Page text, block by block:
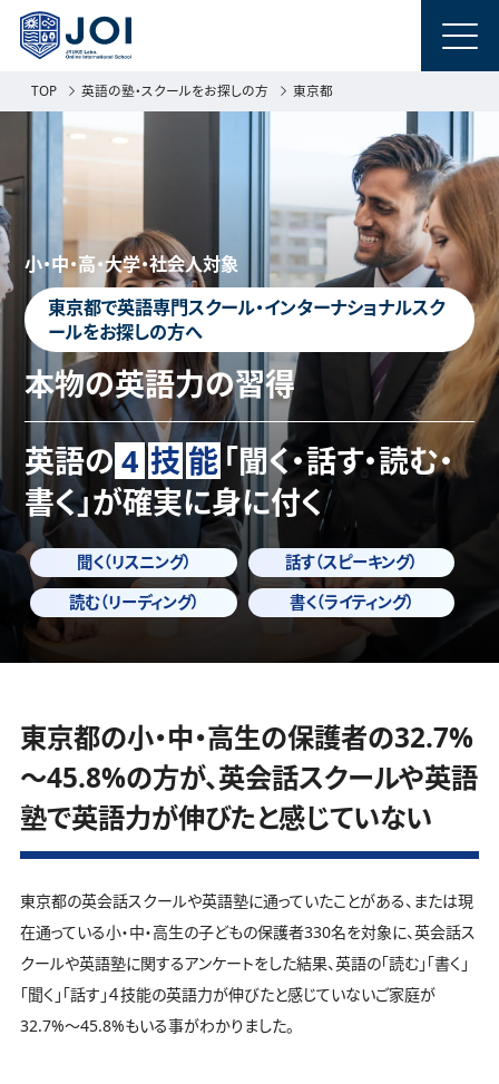
TOP 英語の塾・スクールをお探しの方 東京都
小・中・高・大学・社会人対象
東京都で英語専門スクール・インターナショナルスク
ールをお探しの方へ
本物の英語力の習得
英語の 4 技能 「聞く・話す・読む・
書く」が確実に身に付く
聞く（リスニング）
話す（スピーキング）
読む（リーディング）
書く（ライティング）
東京都の小・中・高生の保護者の32.7%
～45.8%の方が、英会話スクールや英語
塾で英語力が伸びたと感じていない
東京都の英会話スクールや英語塾に通っていたことがある、または現
在通っている小・中・高生の子どもの保護者330名を対象に、英会話ス
クールや英語塾に関するアンケートをした結果、英語の「読む」「書く」
「聞く」「話す」４技能の英語力が伸びたと感じていないご家庭が
32.7%～45.8%もいる事がわかりました。